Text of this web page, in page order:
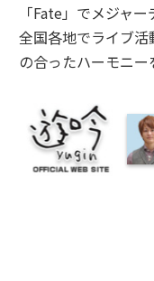
「Fate」でメジャー
全国各地でライブ
の合ったハーモニー